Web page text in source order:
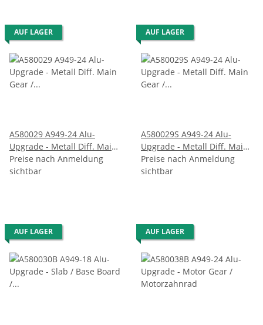
AUF LAGER
A580029 A949-24 Alu-
Upgrade - Metall Diff. Main
Gear / Hauptzahnrad
Preise nach Anmeldung
sichtbar
AUF LAGER
A580029S A949-24 Alu-
Upgrade - Metall Diff. Main
Gear / Hauptzahnrad
Preise nach Anmeldung
sichtbar
AUF LAGER AUF LAGER